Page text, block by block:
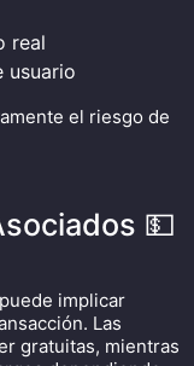
real
usuario
el riesgo de
💵
implicar
Las
gratuitas, mientras